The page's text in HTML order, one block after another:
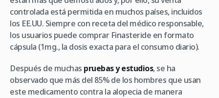
controlada está permitida en muchos países, incluidos
los EE.UU. Siempre con receta del médico responsable,
los usuarios puede comprar Finasteride en formato
cápsula (1mg., la dosis exacta para el consumo diario).
Después de muchas pruebas y estudios, se ha
observado que más del 85% de los hombres que usan
este medicamento contra la alopecia de manera